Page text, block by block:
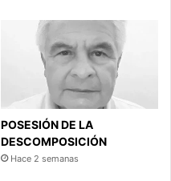
POSESIÓN DE LA
DESCOMPOSICIÓN
Hace 2 semanas